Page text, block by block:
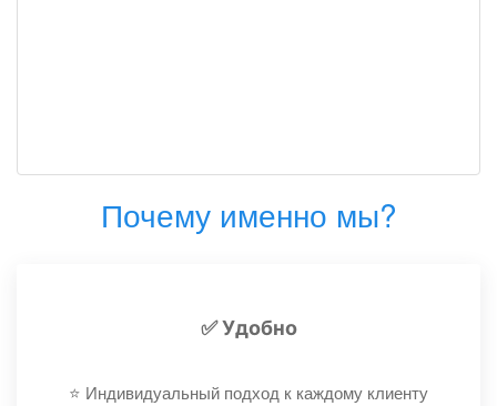
Почему именно мы?
✅ Удобно
⭐️ Индивидуальный подход к каждому клиенту